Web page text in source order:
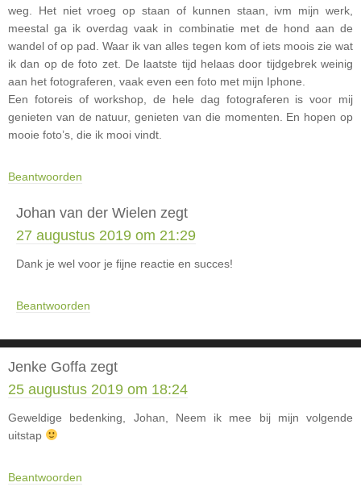
weg. Het niet vroeg op staan of kunnen staan, ivm mijn werk,
meestal ga ik overdag vaak in combinatie met de hond aan de
wandel of op pad. Waar ik van alles tegen kom of iets moois zie wat
ik dan op de foto zet. De laatste tijd helaas door tijdgebrek weinig
aan het fotograferen, vaak even een foto met mijn Iphone.
Een fotoreis of workshop, de hele dag fotograferen is voor mij
genieten van de natuur, genieten van die momenten. En hopen op
mooie foto’s, die ik mooi vindt.
Beantwoorden
Johan van der Wielen zegt
27 augustus 2019 om 21:29
Dank je wel voor je fijne reactie en succes!
Beantwoorden
Jenke Goffa zegt
25 augustus 2019 om 18:24
Geweldige bedenking, Johan, Neem ik mee bij mijn volgende
uitstap
Beantwoorden